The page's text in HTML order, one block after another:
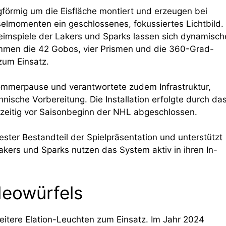
um die Eisfläche montiert und erzeugen bei
ein geschlossenes, fokussiertes Lichtbild.
der Lakers und Sparks lassen sich
die 42 Gobos, vier Prismen und die 360-Grad-
Einsatz.
und verantwortete zudem Infrastruktur,
Vorbereitung. Die Installation erfolgte durch
vor Saisonbeginn der NHL abgeschlossen.
Bestandteil der Spielpräsentation und unterstützt
und Sparks nutzen das System aktiv in ihren In-
Elation-Leuchten zum Einsatz. Im Jahr 2024